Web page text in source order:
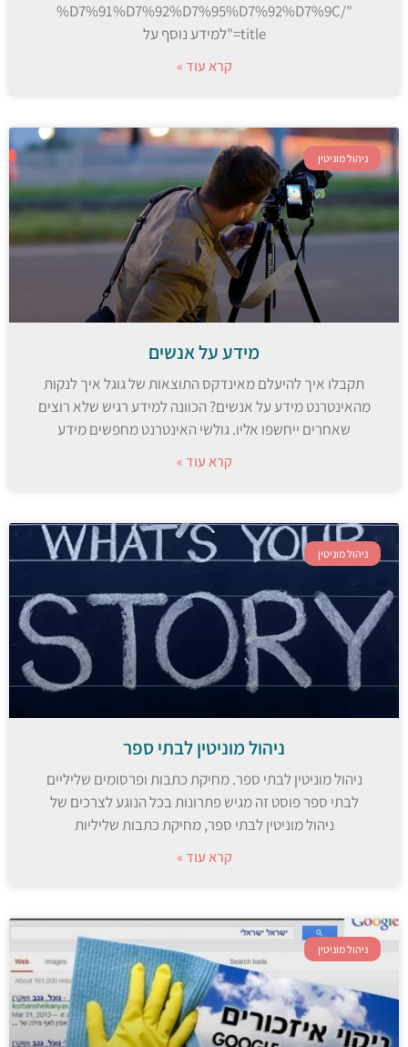
%D7%91%D7%92%D7%95%D7%92%D7%9C/"
title="למידע נוסף על
קרא עוד »
ניהול מוניטין
מידע על אנשים
תקבלו איך להיעלם מאינדקס התוצאות של גוגל איך לנקות
מהאינטרנט מידע על אנשים? הכוונה למידע רגיש שלא רוצים
שאחרים ייחשפו אליו. גולשי האינטרנט מחפשים מידע
קרא עוד »
ניהול מוניטין
ניהול מוניטין לבתי ספר
ניהול מוניטין לבתי ספר. מחיקת כתבות ופרסומים שליליים
לבתי ספר פוסט זה מגיש פתרונות בכל הנוגע לצרכים של
ניהול מוניטין לבתי ספר, מחיקת כתבות שליליות
קרא עוד »
ניהול מוניטין